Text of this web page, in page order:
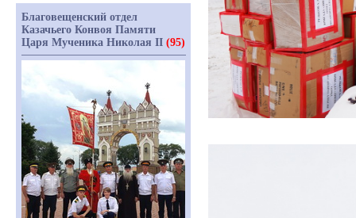
Благовещенский отдел
Казачьего Конвоя Памяти
Царя Мученика Николая II (95)